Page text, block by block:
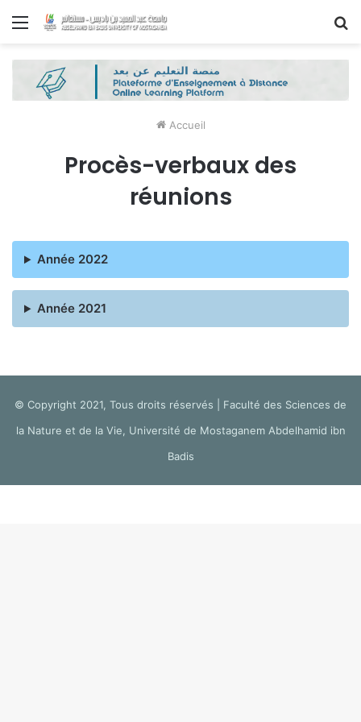
Menu
Accueil
Procès-verbaux des
réunions
Année 2022
Année 2021
© Copyright 2021, Tous droits réservés | Faculté des Sciences de
la Nature et de la Vie, Université de Mostaganem Abdelhamid ibn
Badis